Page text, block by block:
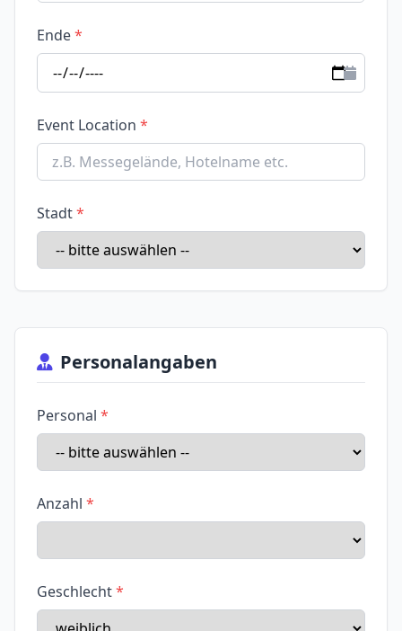
Ende
Event Location
Stadt
Personalangaben
Personal
Anzahl
Geschlecht